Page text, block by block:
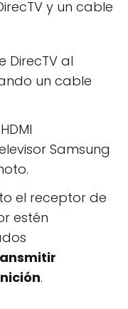
y un cable
DirecTV al
un cable
Samsung
el receptor de
estén
.